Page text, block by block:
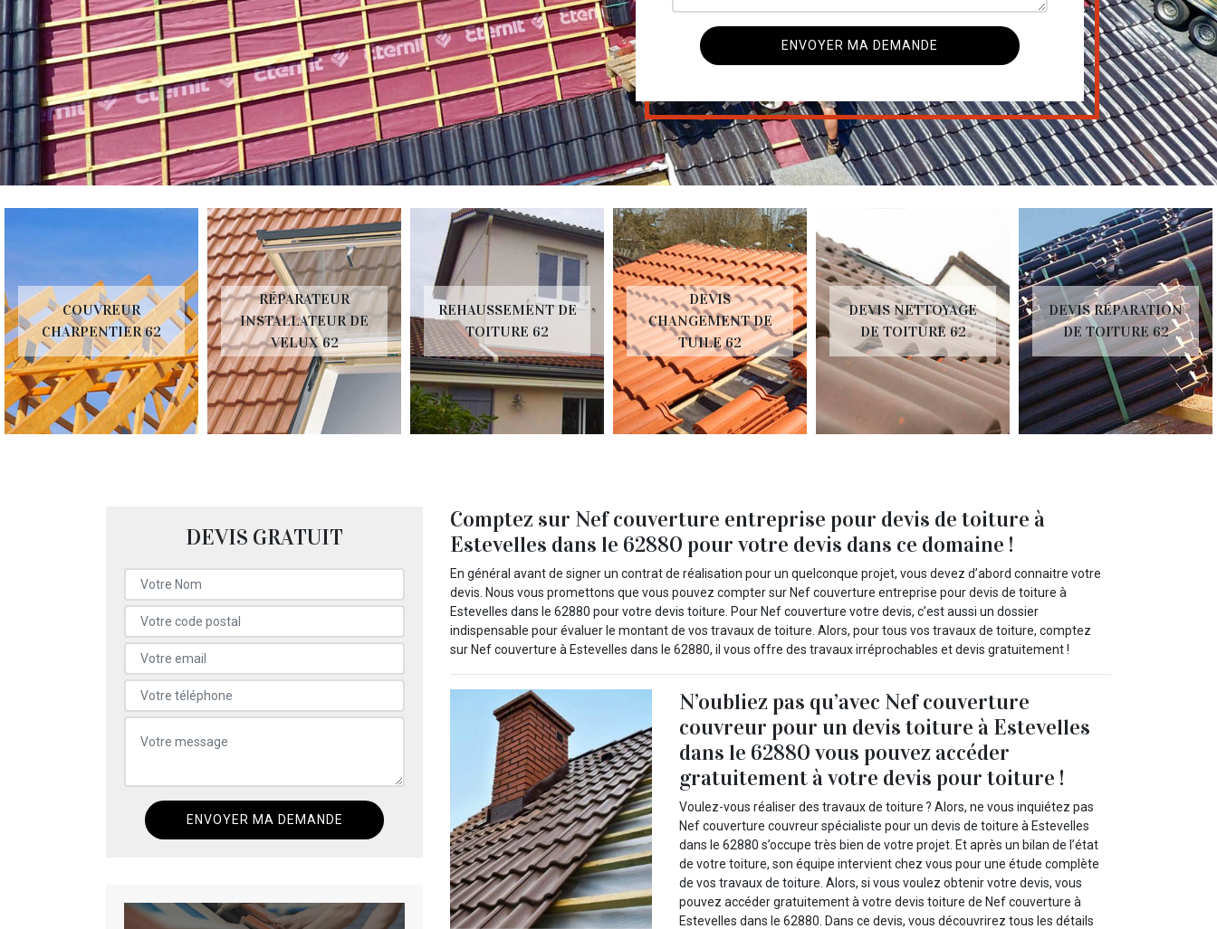
COUVREUR
CHARPENTIER 62
RÉPARATEUR
INSTALLATEUR DE
VELUX 62
REHAUSSEMENT DE
TOITURE 62
DEVIS
CHANGEMENT DE
TUILE 62
DEVIS NETTOYAGE
DE TOITURE 62
DEVIS RÉPARATION
DE TOITURE 62
DEVIS GRATUIT
Comptez sur Nef couverture entreprise pour devis de toiture à
Estevelles dans le 62880 pour votre devis dans ce domaine !
En général avant de signer un contrat de réalisation pour un quelconque projet, vous devez d’abord connaitre votre
devis. Nous vous promettons que vous pouvez compter sur Nef couverture entreprise pour devis de toiture à
Estevelles dans le 62880 pour votre devis toiture. Pour Nef couverture votre devis, c’est aussi un dossier
indispensable pour évaluer le montant de vos travaux de toiture. Alors, pour tous vos travaux de toiture, comptez
sur Nef couverture à Estevelles dans le 62880, il vous offre des travaux irréprochables et devis gratuitement !
N’oubliez pas qu’avec Nef couverture
couvreur pour un devis toiture à Estevelles
dans le 62880 vous pouvez accéder
gratuitement à votre devis pour toiture !
Voulez-vous réaliser des travaux de toiture ? Alors, ne vous inquiétez pas
Nef couverture couvreur spécialiste pour un devis de toiture à Estevelles
dans le 62880 s’occupe très bien de votre projet. Et après un bilan de l’état
de votre toiture, son équipe intervient chez vous pour une étude complète
de vos travaux de toiture. Alors, si vous voulez obtenir votre devis, vous
pouvez accéder gratuitement à votre devis toiture de Nef couverture à
Estevelles dans le 62880. Dans ce devis, vous découvrirez tous les détails